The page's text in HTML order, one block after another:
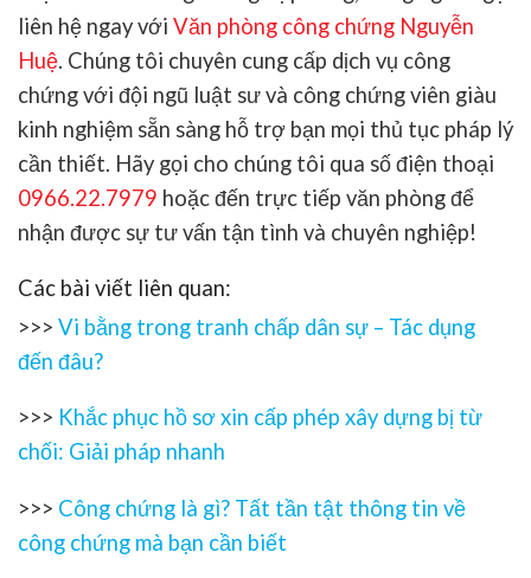
liên hệ ngay với Văn phòng công chứng Nguyễn
Huệ. Chúng tôi chuyên cung cấp dịch vụ công
chứng với đội ngũ luật sư và công chứng viên giàu
kinh nghiệm sẵn sàng hỗ trợ bạn mọi thủ tục pháp lý
cần thiết. Hãy gọi cho chúng tôi qua số điện thoại
0966.22.7979 hoặc đến trực tiếp văn phòng để
nhận được sự tư vấn tận tình và chuyên nghiệp!
Các bài viết liên quan:
>>> Vi bằng trong tranh chấp dân sự – Tác dụng
đến đâu?
>>> Khắc phục hồ sơ xin cấp phép xây dựng bị từ
chối: Giải pháp nhanh
>>> Công chứng là gì? Tất tần tật thông tin về
công chứng mà bạn cần biết